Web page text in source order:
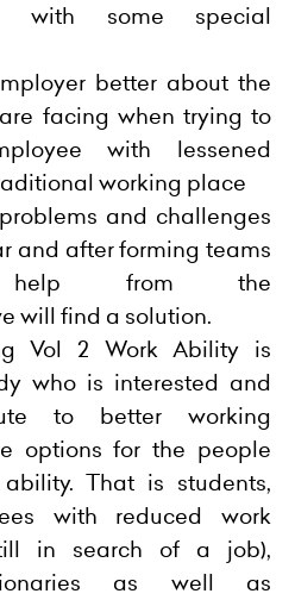
with some special
better about the
facing when trying to
with lessened
working place
and challenges
and after forming teams
from the
will find a solution.
Vol 2 Work Ability is
who is interested and
to better working
options for the people
That is students,
with reduced work
in search of a job),
as well as